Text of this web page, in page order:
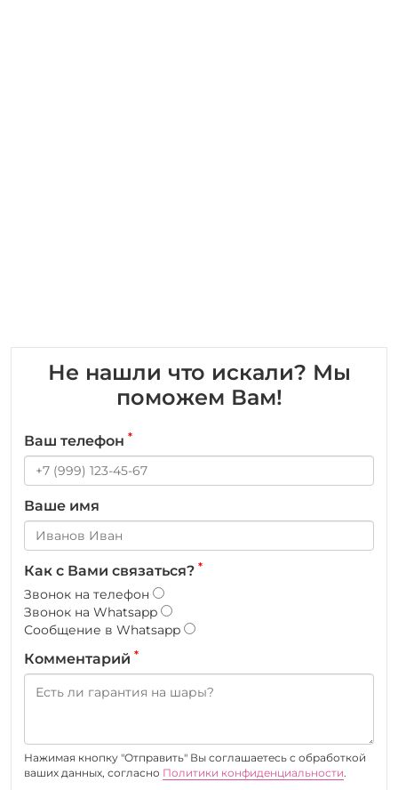
Не нашли что искали? Мы
поможем Вам!
Ваш телефон *
Ваше имя
Как с Вами связаться? *
Звонок на телефон
Звонок на Whatsapp
Сообщение в Whatsapp
Комментарий *
Нажимая кнопку "Отправить" Вы соглашаетесь c обработкой
ваших данных, согласно Политики конфиденциальности.